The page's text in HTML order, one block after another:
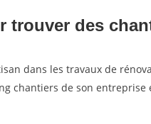
trouver des
dans les travaux de
chantiers de son entreprise